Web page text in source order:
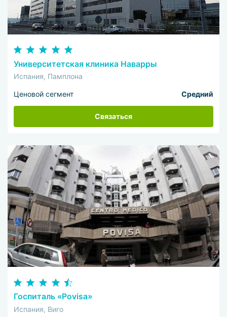
Университетская клиника Наварры
Испания, Памплона
Ценовой сегмент Средний
Связаться
Госпиталь «Povisa»
Испания, Виго